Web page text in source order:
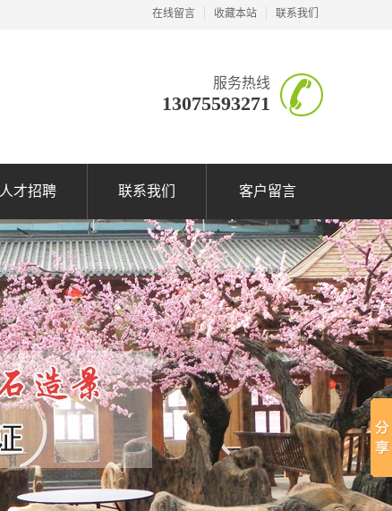
在线留言 收藏本站 联系我们
服务热线
13075593271
人才招聘 联系我们 客户留言